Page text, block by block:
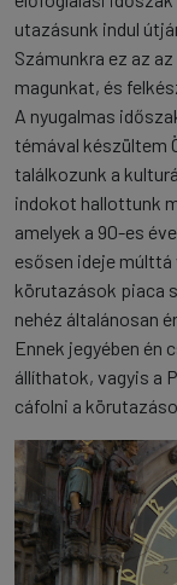
utazásunk indul
Számunkra ez az
magunkat, és
A nyugalmas
témával készültem
találkozunk a
indokot hallottunk
amelyek a 90-es
esősen ideje
körutazások piaca
nehéz általánosan
Ennek jegyében én
állíthatok, vagyis a
cáfolni a